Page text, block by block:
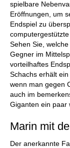
spielbare
Eröffnungen, um
Endspiel zu
Sehen Sie,
Gegner im
vorteilhaftes
Schachs erhält
wenn man gegen
auch im
Giganten ein paar
Marin mit
Der anerkannte